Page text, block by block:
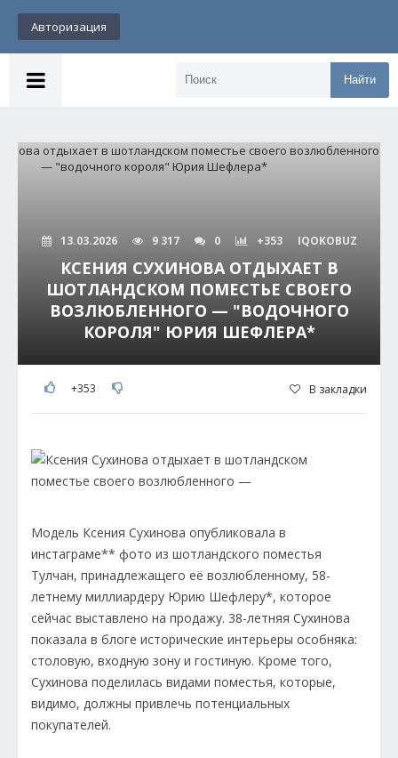
Авторизация
Найти
13.03.2026 9 317 0 +353 IQOKOBUZ
КСЕНИЯ СУХИНОВА ОТДЫХАЕТ В
ШОТЛАНДСКОМ ПОМЕСТЬЕ СВОЕГО
ВОЗЛЮБЛЕННОГО — "ВОДОЧНОГО
КОРОЛЯ" ЮРИЯ ШЕФЛЕРА*
+353 В закладки
Модель Ксения Сухинова опубликовала в
инстаграме** фото из шотландского поместья
Тулчан, принадлежащего её возлюбленному, 58-
летнему миллиардеру Юрию Шефлеру*, которое
сейчас выставлено на продажу. 38-летняя Сухинова
показала в блоге исторические интерьеры особняка:
столовую, входную зону и гостиную. Кроме того,
Сухинова поделилась видами поместья, которые,
видимо, должны привлечь потенциальных
покупателей.